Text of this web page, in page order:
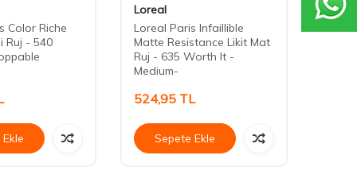
Color Riche
Ruj - 540
Loreal
Loreal Paris Infaillible
Matte Resistance Likit Mat
Ruj - 635 Worth It -
Medium-
524,95 TL
Sepete Ekle